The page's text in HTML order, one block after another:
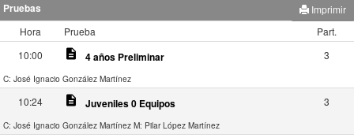
Pruebas
Imprimir
Hora
Prueba
Part.
10:00
description 4 años Preliminar 3
C: José Ignacio González Martínez
10:24 description Juveniles 0 Equipos 3
C: José Ignacio González Martínez M: Pilar López Martínez